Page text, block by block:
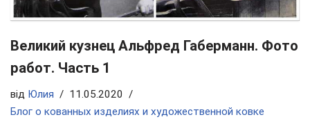
Великий кузнец Альфред Габерманн. Фото
работ. Часть 1
від Юлия
11.05.2020
Блог о кованных изделиях и художественной ковке